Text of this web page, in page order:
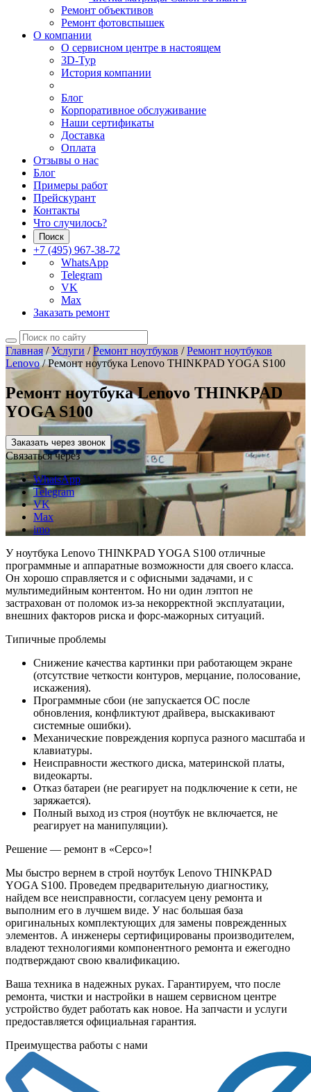
Ремонт объективов
Ремонт фотовспышек
О компании
О сервисном центре в настоящем
3D-Тур
История компании
Блог
Корпоративное обслуживание
Наши сертификаты
Доставка
Оплата
Отзывы о нас
Блог
Примеры работ
Прейскурант
Контакты
Что случилось?
Поиск
+7 (495) 967-38-72
WhatsApp
Telegram
VK
Max
Заказать ремонт
Главная/Услуги /Ремонт ноутбуков /Ремонт ноутбуков
Lenovo/Ремонт ноутбука Lenovo THINKPAD YOGA S100
Ремонт ноутбука Lenovo THINKPAD
YOGA S100
Заказать через звонок
Связаться через
WhatsApp
Telegram
VK
Max
imo
У ноутбука Lenovo THINKPAD YOGA S100 отличные
программные и аппаратные возможности для своего класса.
Он хорошо справляется и с офисными задачами, и с
мультимедийным контентом. Но ни один лэптоп не
застрахован от поломок из-за некорректной эксплуатации,
внешних факторов риска и форс-мажорных ситуаций.
Типичные проблемы
Снижение качества картинки при работающем экране
(отсутствие четкости контуров, мерцание, полосование,
искажения).
Программные сбои (не запускается ОС после
обновления, конфликтуют драйвера, выскакивают
системные ошибки).
Механические повреждения корпуса разного масштаба и
клавиатуры.
Неисправности жесткого диска, материнской платы,
видеокарты.
Отказ батареи (не реагирует на подключение к сети, не
заряжается).
Полный выход из строя (ноутбук не включается, не
реагирует на манипуляции).
Решение — ремонт в «Серсо»!
Мы быстро вернем в строй ноутбук Lenovo THINKPAD
YOGA S100. Проведем предварительную диагностику,
найдем все неисправности, согласуем цену ремонта и
выполним его в лучшем виде. У нас большая база
оригинальных комплектующих для замены поврежденных
элементов. А инженеры сертифицированы производителем,
владеют технологиями компонентного ремонта и ежегодно
подтверждают свою квалификацию.
Ваша техника в надежных руках. Гарантируем, что после
ремонта, чистки и настройки в нашем сервисном центре
устройство будет работать как новое. На запчасти и услуги
предоставляется официальная гарантия.
Преимущества работы с нами